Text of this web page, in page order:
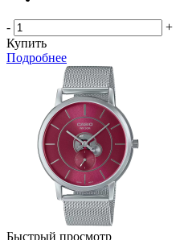
-
+
Купить
Подробнее
Быстрый просмотр